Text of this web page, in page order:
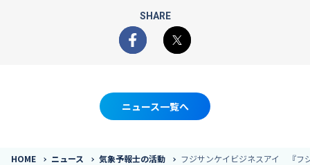
SHARE
Facebook
X
ニュース一覧へ
HOME ニュース 気象予報士の活動 フジサンケイビジネスアイ 『フ